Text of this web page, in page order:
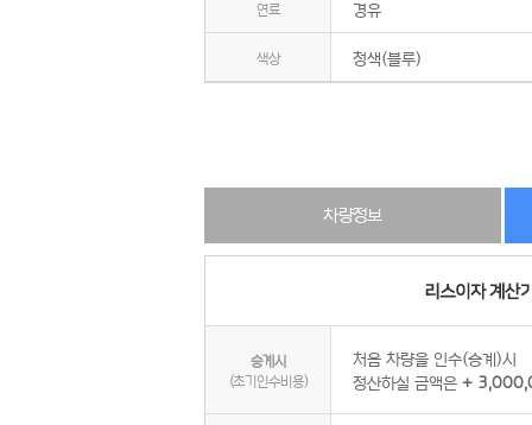
연료 경유
색상 청색(블루)
차량정보
승계시
(초기인수비용)
처음 차량을 인수(승계)시
정산하실 금액은 +